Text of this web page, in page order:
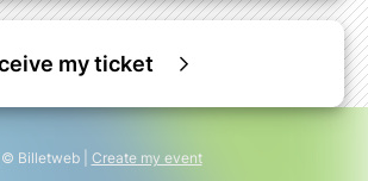
my ticket
© Billetweb | Create my event